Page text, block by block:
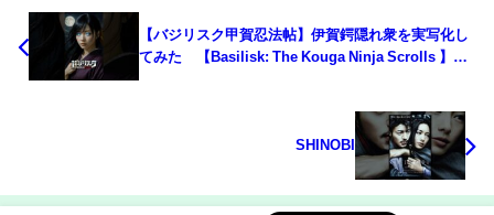
【バジリスク甲賀忍法帖】伊賀鍔隠れ衆を実写化し
てみた 【Basilisk: The Kouga Ninja Scrolls 】
SHINOBI